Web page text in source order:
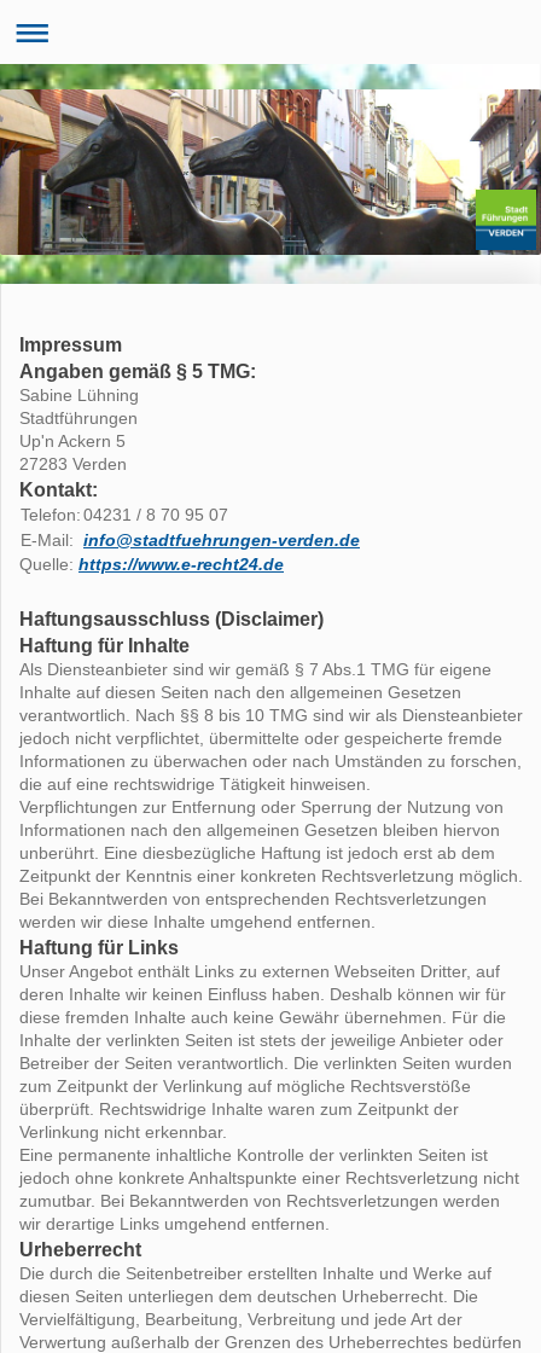
Impressum
Angaben gemäß § 5 TMG:
Sabine Lühning
Stadtführungen
Up'n Ackern 5
27283 Verden
Kontakt:
Telefon:04231 / 8 70 95 07
E-Mail: info@stadtfuehrungen-verden.de
Quelle: https://www.e-recht24.de
Haftungsausschluss (Disclaimer)
Haftung für Inhalte
Als Diensteanbieter sind wir gemäß § 7 Abs.1 TMG für eigene
Inhalte auf diesen Seiten nach den allgemeinen Gesetzen
verantwortlich. Nach §§ 8 bis 10 TMG sind wir als Diensteanbieter
jedoch nicht verpflichtet, übermittelte oder gespeicherte fremde
Informationen zu überwachen oder nach Umständen zu forschen,
die auf eine rechtswidrige Tätigkeit hinweisen.
Verpflichtungen zur Entfernung oder Sperrung der Nutzung von
Informationen nach den allgemeinen Gesetzen bleiben hiervon
unberührt. Eine diesbezügliche Haftung ist jedoch erst ab dem
Zeitpunkt der Kenntnis einer konkreten Rechtsverletzung möglich.
Bei Bekanntwerden von entsprechenden Rechtsverletzungen
werden wir diese Inhalte umgehend entfernen.
Haftung für Links
Unser Angebot enthält Links zu externen Webseiten Dritter, auf
deren Inhalte wir keinen Einfluss haben. Deshalb können wir für
diese fremden Inhalte auch keine Gewähr übernehmen. Für die
Inhalte der verlinkten Seiten ist stets der jeweilige Anbieter oder
Betreiber der Seiten verantwortlich. Die verlinkten Seiten wurden
zum Zeitpunkt der Verlinkung auf mögliche Rechtsverstöße
überprüft. Rechtswidrige Inhalte waren zum Zeitpunkt der
Verlinkung nicht erkennbar.
Eine permanente inhaltliche Kontrolle der verlinkten Seiten ist
jedoch ohne konkrete Anhaltspunkte einer Rechtsverletzung nicht
zumutbar. Bei Bekanntwerden von Rechtsverletzungen werden
wir derartige Links umgehend entfernen.
Urheberrecht
Die durch die Seitenbetreiber erstellten Inhalte und Werke auf
diesen Seiten unterliegen dem deutschen Urheberrecht. Die
Vervielfältigung, Bearbeitung, Verbreitung und jede Art der
Verwertung außerhalb der Grenzen des Urheberrechtes bedürfen